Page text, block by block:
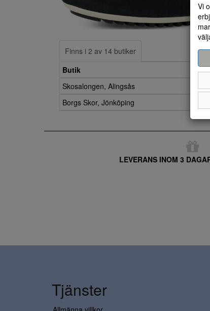
Finns i 2 av 14 butiker
Butik
Skosalongen, Alingsås
Borgs Skor, Jönköping
LEVERANS INOM 3
Vi
Tjänster